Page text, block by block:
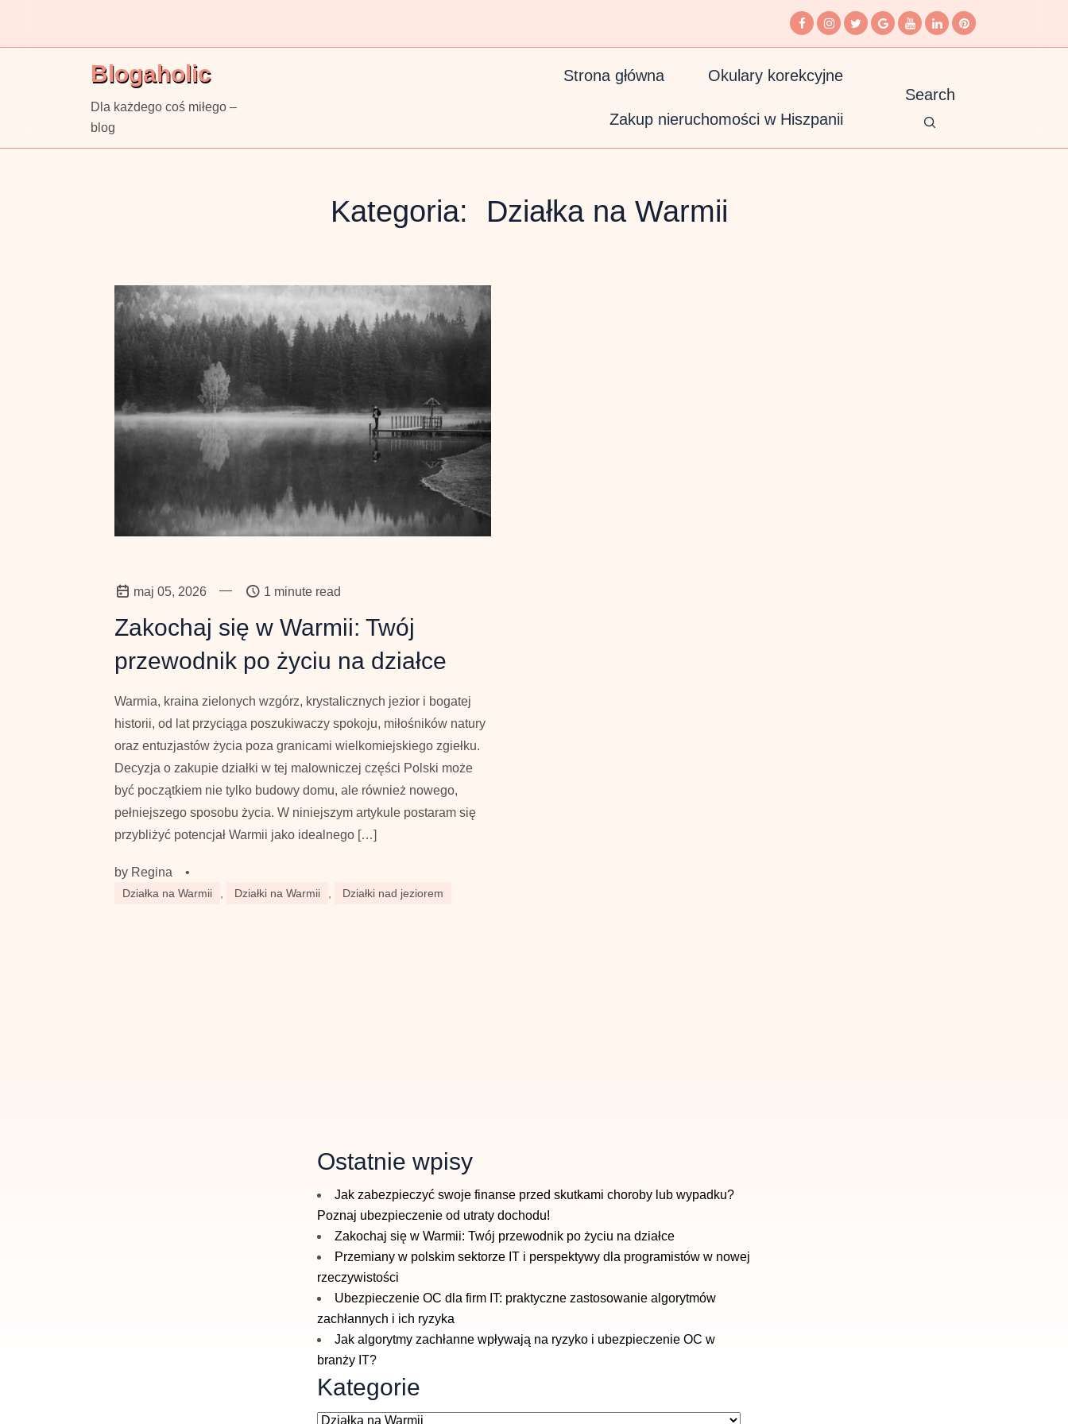
content
Blogaholic
Dla każdego coś miłego –
blog
Strona główna Okulary korekcyjne
Zakup nieruchomości w Hiszpanii
Search
Kategoria: Działka na Warmii
maj 05, 2026 — 1 minute read
Zakochaj się w Warmii: Twój
przewodnik po życiu na działce
Warmia, kraina zielonych wzgórz, krystalicznych jezior i bogatej
historii, od lat przyciąga poszukiwaczy spokoju, miłośników natury
oraz entuzjastów życia poza granicami wielkomiejskiego zgiełku.
Decyzja o zakupie działki w tej malowniczej części Polski może
być początkiem nie tylko budowy domu, ale również nowego,
pełniejszego sposobu życia. W niniejszym artykule postaram się
przybliżyć potencjał Warmii jako idealnego […]
by Regina •
Działka na Warmii , Działki na Warmii , Działki nad jeziorem
Ostatnie wpisy
Jak zabezpieczyć swoje finanse przed skutkami choroby lub wypadku?
Poznaj ubezpieczenie od utraty dochodu!
Zakochaj się w Warmii: Twój przewodnik po życiu na działce
Przemiany w polskim sektorze IT i perspektywy dla programistów w nowej
rzeczywistości
Ubezpieczenie OC dla firm IT: praktyczne zastosowanie algorytmów
zachłannych i ich ryzyka
Jak algorytmy zachłanne wpływają na ryzyko i ubezpieczenie OC w
branży IT?
Kategorie
Kategorie